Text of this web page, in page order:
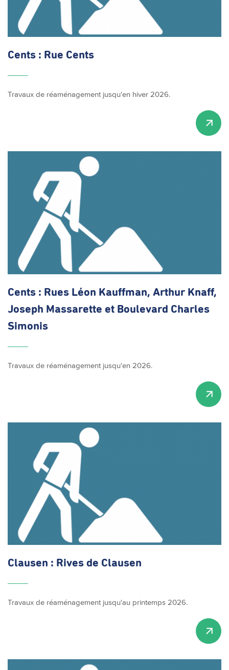
Cents : Rue Cents
Travaux de réaménagement jusqu'en hiver 2026.
Cents : Rues Léon Kauffman, Arthur Knaff,
Joseph Massarette et Boulevard Charles
Simonis
Travaux de réaménagement jusqu'en 2026.
Clausen : Rives de Clausen
Travaux de réaménagement jusqu'au printemps 2026.